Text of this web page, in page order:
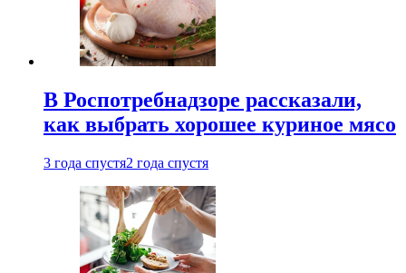
В Роспотребнадзоре рассказали,
как выбрать хорошее куриное мясо
3 года спустя2 года спустя